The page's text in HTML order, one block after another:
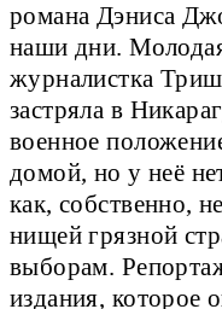
романа Дэниса
наши дни.
журналистка
застряла в
военное
домой, но у неё
как, собственно,
нищей грязной
выборам.
издания, которое